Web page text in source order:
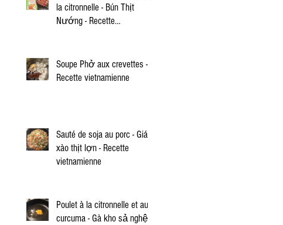
la citronnelle - Bún Thịt
Nướng - Recette
Soupe Phở aux crevettes -
Recette vietnamienne
Sauté de soja au porc - Giá
xào thịt lợn - Recette
vietnamienne
Poulet à la citronnelle et au
curcuma - Gà kho sả nghệ -